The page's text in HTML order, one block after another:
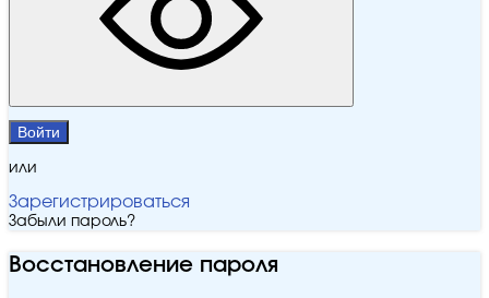
Войти
или
Зарегистрироваться
Забыли пароль?
Восстановление пароля